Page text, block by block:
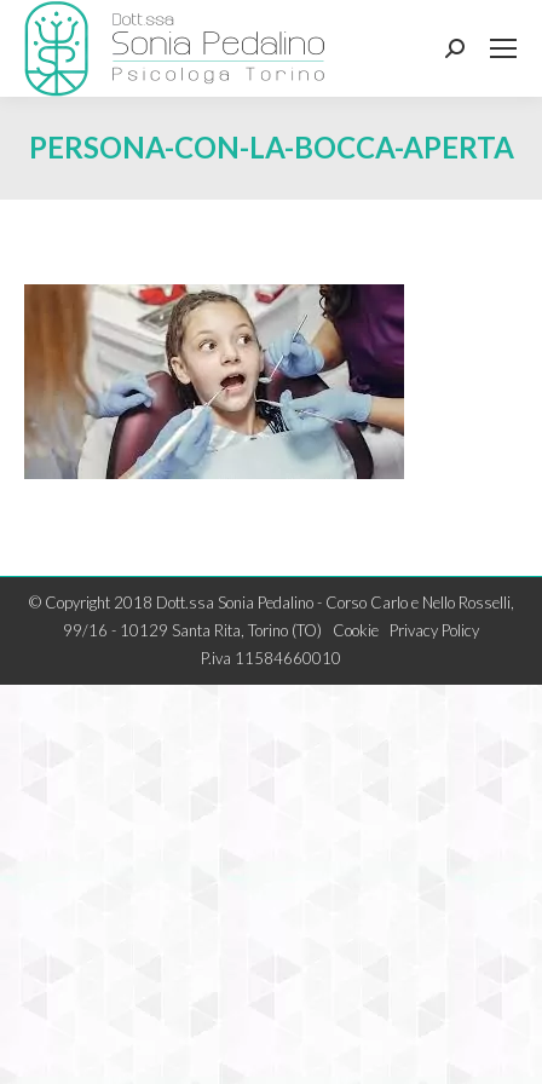
Search:
PERSONA-CON-LA-BOCCA-APERTA
© Copyright 2018 Dott.ssa Sonia Pedalino - Corso Carlo e Nello Rosselli,
99/16 - 10129 Santa Rita, Torino (TO) Cookie
Privacy Policy
P.iva 11584660010